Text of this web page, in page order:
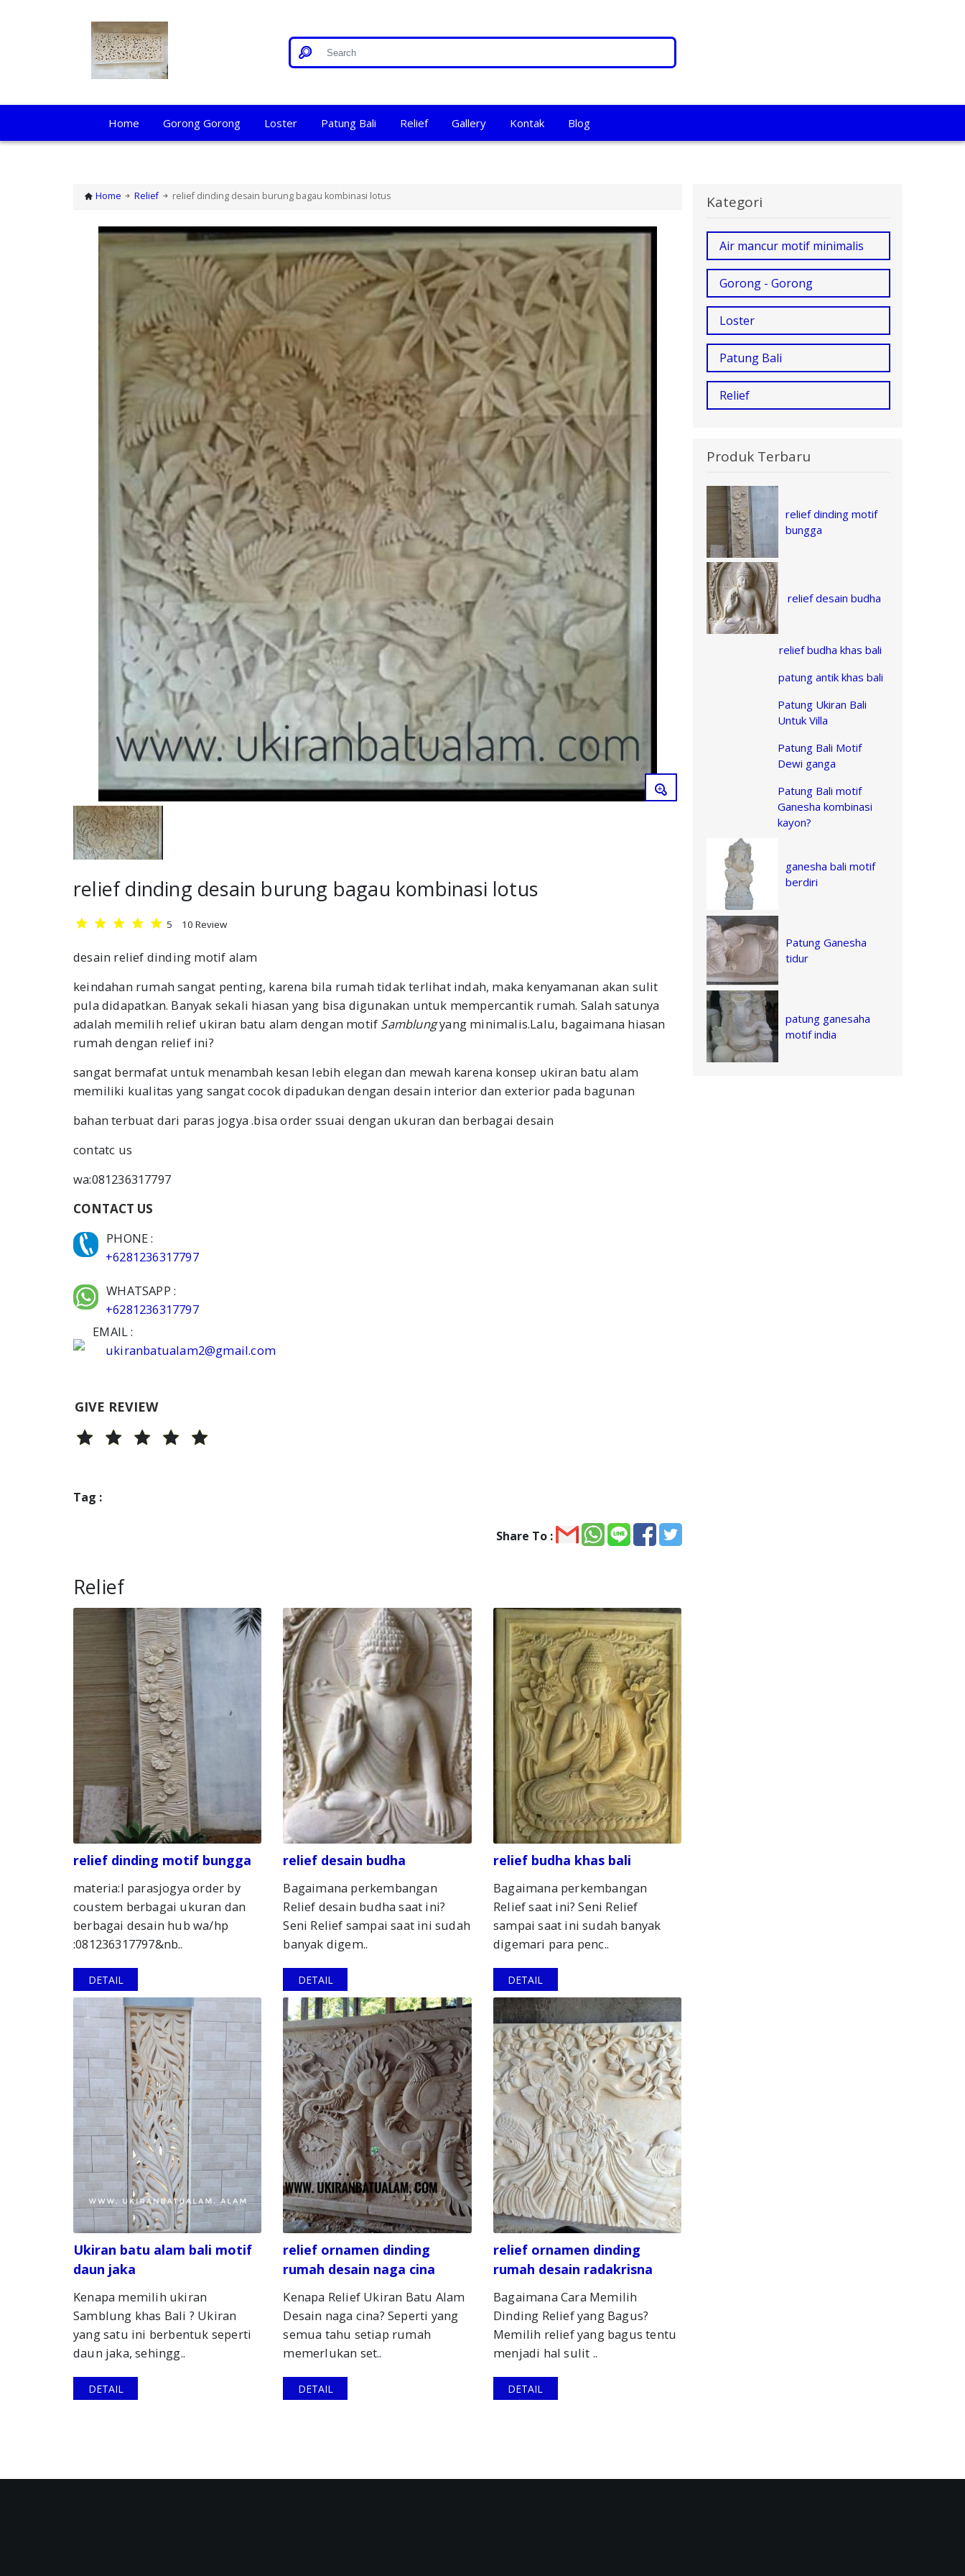
Home Gorong Gorong Loster Patung Bali Relief Gallery Kontak Blog
Home Relief relief dinding desain burung bagau kombinasi lotus
relief dinding desain burung bagau kombinasi lotus
5 10 Review
desain relief dinding motif alam
keindahan rumah sangat penting, karena bila rumah tidak terlihat indah, maka kenyamanan akan sulit
pula didapatkan. Banyak sekali hiasan yang bisa digunakan untuk mempercantik rumah. Salah satunya
adalah memilih relief ukiran batu alam dengan motif Samblungyang minimalis.Lalu, bagaimana hiasan
rumah dengan relief ini?
sangat bermafat untuk menambah kesan lebih elegan dan mewah karena konsep ukiran batu alam
memiliki kualitas yang sangat cocok dipadukan dengan desain interior dan exterior pada bagunan
bahan terbuat dari paras jogya .bisa order ssuai dengan ukuran dan berbagai desain
contatc us
wa:081236317797
CONTACT US
PHONE :
+6281236317797
WHATSAPP :
+6281236317797
EMAIL :
ukiranbatualam2@gmail.com
GIVE REVIEW
Tag :
Share To :
Relief
relief dinding motif bungga
materia:l parasjogya order by
coustem berbagai ukuran dan
berbagai desain hub wa/hp
:081236317797&nb..
DETAIL
relief desain budha
Bagaimana perkembangan
Relief desain budha saat ini?
Seni Relief sampai saat ini sudah
banyak digem..
DETAIL
relief budha khas bali
Bagaimana perkembangan
Relief saat ini? Seni Relief
sampai saat ini sudah banyak
digemari para penc..
DETAIL
Ukiran batu alam bali motif
daun jaka
Kenapa memilih ukiran
Samblung khas Bali ? Ukiran
yang satu ini berbentuk seperti
daun jaka, sehingg..
DETAIL
relief ornamen dinding
rumah desain naga cina
Kenapa Relief Ukiran Batu Alam
Desain naga cina? Seperti yang
semua tahu setiap rumah
memerlukan set..
DETAIL
relief ornamen dinding
rumah desain radakrisna
Bagaimana Cara Memilih
Dinding Relief yang Bagus?
Memilih relief yang bagus tentu
menjadi hal sulit ..
DETAIL
Kategori
Air mancur motif minimalis
Gorong - Gorong
Loster
Patung Bali
Relief
Produk Terbaru
relief dinding motif
bungga
relief desain budha
relief budha khas bali
patung antik khas bali
Patung Ukiran Bali
Untuk Villa
Patung Bali Motif
Dewi ganga
Patung Bali motif
Ganesha kombinasi
kayon?
ganesha bali motif
berdiri
Patung Ganesha
tidur
patung ganesaha
motif india